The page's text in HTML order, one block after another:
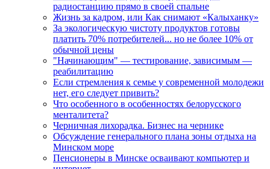
радиостанцию прямо в своей спальне
Жизнь за кадром, или Как снимают «Калыханку»
За экологическую чистоту продуктов готовы
платить 70% потребителей... но не более 10% от
обычной цены
"Начинающим" — тестирование, зависимым —
реабилитацию
Если стремления к семье у современной молодежи
нет, его следует привить?
Что особенного в особенностях белорусского
менталитета?
Черничная лихорадка. Бизнес на чернике
Обсуждение генерального плана зоны отдыха на
Минском море
Пенсионеры в Минске осваивают компьютер и